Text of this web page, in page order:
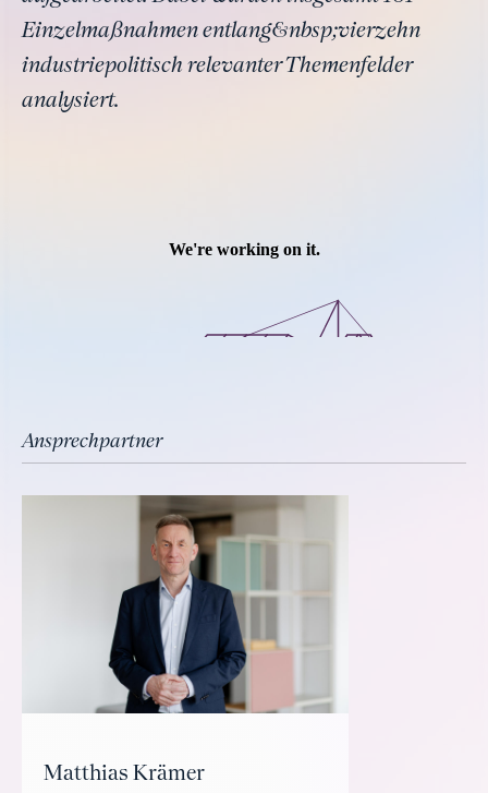
Einzelmaßnahmen entlang&nbsp;vierzehn
industriepolitisch relevanter Themenfelder
analysiert.
Ansprechpartner
Matthias Krämer